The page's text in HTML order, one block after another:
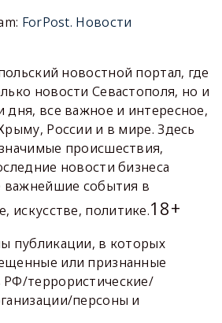
ForPost. Новости
новостной портал, где
новости Севастополя, но и
дня, все важное и интересное,
России и в мире. Здесь
происшествия,
новости бизнеса
важнейшие события в
искусстве, политике.18+
публикации, в которых
или признанные
террористические/
персоны и